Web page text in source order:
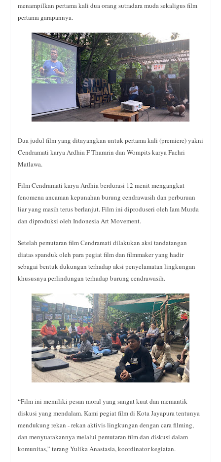
menampilkan pertama kali dua orang sutradara muda sekaligus film
pertama garapannya.
Dua judul film yang ditayangkan untuk pertama kali (premiere) yakni
Cendramati karya Ardhia F Thamrin dan Wompits karya Fachri
Matlawa.
Film Cendramati karya Ardhia berdurasi 12 menit mengangkat
fenomena ancaman kepunahan burung cendrawasih dan perburuan
liar yang masih terus berlanjut. Film ini diproduseri oleh Iam Murda
dan diproduksi oleh Indonesia Art Movement.
Setelah pemutaran film Cendramati dilakukan aksi tandatangan
diatas spanduk oleh para pegiat film dan filmmaker yang hadir
sebagai bentuk dukungan terhadap aksi penyelamatan lingkungan
khususnya perlindungan terhadap burung cendrawasih.
“Film ini memiliki pesan moral yang sangat kuat dan memantik
diskusi yang mendalam. Kami pegiat film di Kota Jayapura tentunya
mendukung rekan - rekan aktivis lingkungan dengan cara filming,
dan menyuarakannya melalui pemutaran film dan diskusi dalam
komunitas,” terang Yulika Anastasia, koordinator kegiatan.